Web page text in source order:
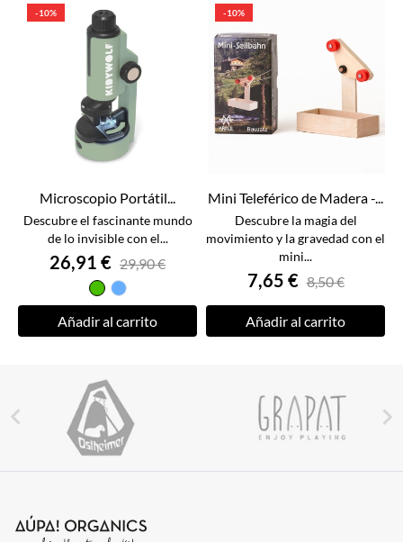
-10%
Microscopio Portátil...
Descubre el fascinante mundo
de lo invisible con el...
26,91 € 29,90 €
Verde
Azul
Añadir al carrito
-10%
Mini Teleférico de Madera -...
Descubre la magia del
movimiento y la gravedad con el
mini...
7,65 € 8,50 €
Añadir al carrito
 